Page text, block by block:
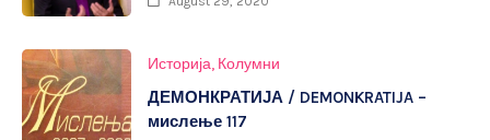
Историја Колумни
ДЕМОНКРАТИЈА / DEMONKRATIJA –
мислење 117